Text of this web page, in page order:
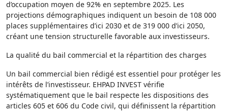
d’occupation moyen de 92% en septembre 2025. Les
projections démographiques indiquent un besoin de 108 000
places supplémentaires d’ici 2030 et de 319 000 d’ici 2050,
créant une tension structurelle favorable aux investisseurs.
La qualité du bail commercial et la répartition des charges
Un bail commercial bien rédigé est essentiel pour protéger les
intérêts de l’investisseur. EHPAD INVEST vérifie
systématiquement que le bail respecte les dispositions des
articles 605 et 606 du Code civil, qui définissent la répartition